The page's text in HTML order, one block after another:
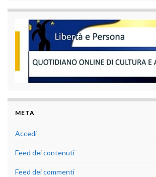
META
Accedi
Feed dei contenuti
Feed dei commenti